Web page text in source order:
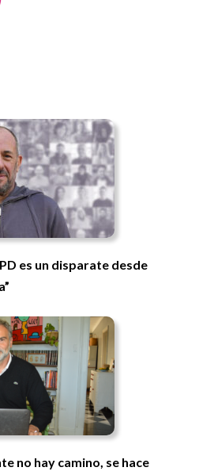
es un disparate desde
no hay camino, se hace